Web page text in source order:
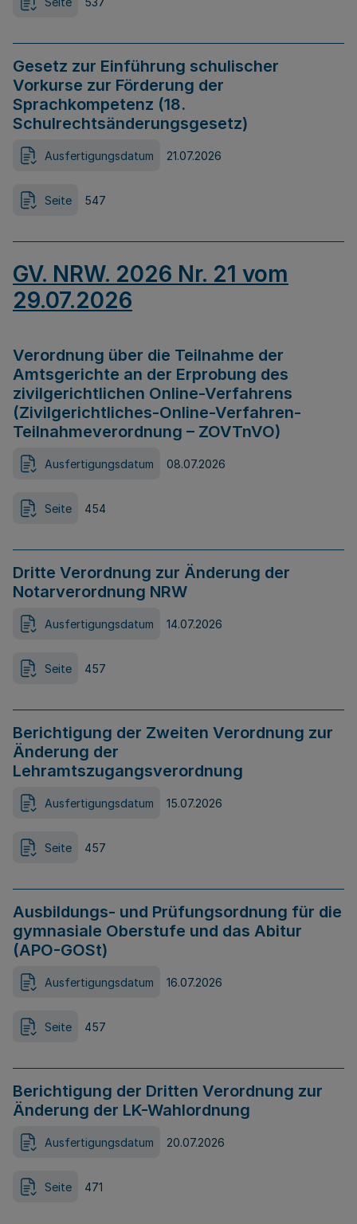
Gesetz zur Einführung schulischer
Vorkurse zur Förderung der
Sprachkompetenz (18.
Schulrechtsänderungsgesetz)
Ausfertigungsdatum 21.07.2026
Seite 547
GV. NRW. 2026 Nr. 21 vom
29.07.2026
Verordnung über die Teilnahme der
Amtsgerichte an der Erprobung des
zivilgerichtlichen Online-Verfahrens
(Zivilgerichtliches-Online-Verfahren-
Teilnahmeverordnung – ZOVTnVO)
Ausfertigungsdatum 08.07.2026
Seite 454
Dritte Verordnung zur Änderung der
Notarverordnung NRW
Ausfertigungsdatum 14.07.2026
Seite 457
Berichtigung der Zweiten Verordnung zur
Änderung der
Lehramtszugangsverordnung
Ausfertigungsdatum 15.07.2026
Seite 457
Ausbildungs- und Prüfungsordnung für die
gymnasiale Oberstufe und das Abitur
(APO-GOSt)
Ausfertigungsdatum 16.07.2026
Seite 457
Berichtigung der Dritten Verordnung zur
Änderung der LK-Wahlordnung
Ausfertigungsdatum 20.07.2026
Seite 471